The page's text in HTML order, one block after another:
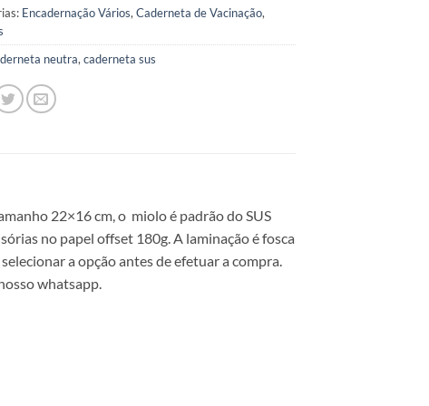
Encadernação Vários,Caderneta de Vacinação,
neutra,caderneta sus
22×16 cm, o miolo é padrão do SUS
no papel offset 180g. A laminação é fosca
a opção antes de efetuar a compra.
whatsapp.